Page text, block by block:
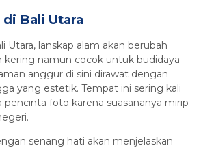
Bali Utara
Utara, lanskap alam akan berubah
kering namun cocok untuk budidaya
anggur di sini dirawat dengan
yang estetik. Tempat ini sering kali
pencinta foto karena suasananya mirip
senang hati akan menjelaskan